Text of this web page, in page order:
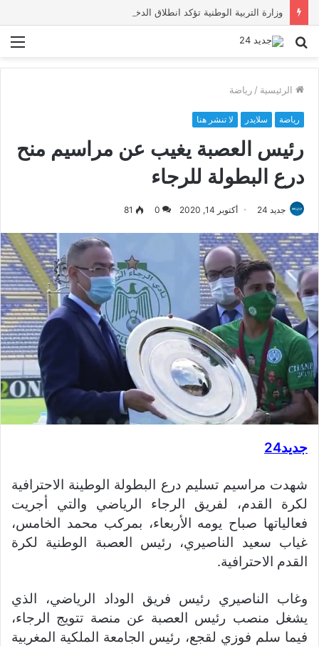
بحث
الرئيسية / رياضة
رياضة سلايدر لا تنشر هنا
رئيس العصبة يغيب عن مراسيم منح
درع البطولة للرجاء
جديد 24 أكتوبر 14, 2020 0
81
جديد24
شهدت مراسيم تسليم درع البطولة الوطينة الاحترافية
لكرة القدم، لفريق الرجاء الرياضي والتي أجريت
فعالياتها صباح يومه الأربعاء، بمركب محمد الخامس،
غياب سعيد الناصيري، رئيس العصبة الوطنية لكرة
القدم الاحترافية.
وغاب الناصيري رئيس فريق الوداد الرياضي، الذي
يشغل منصب رئيس العصبة عن منصة تتويج الرجاء،
فيما سلم فوزي لقجع، رئيس الجامعة الملكية المغربية